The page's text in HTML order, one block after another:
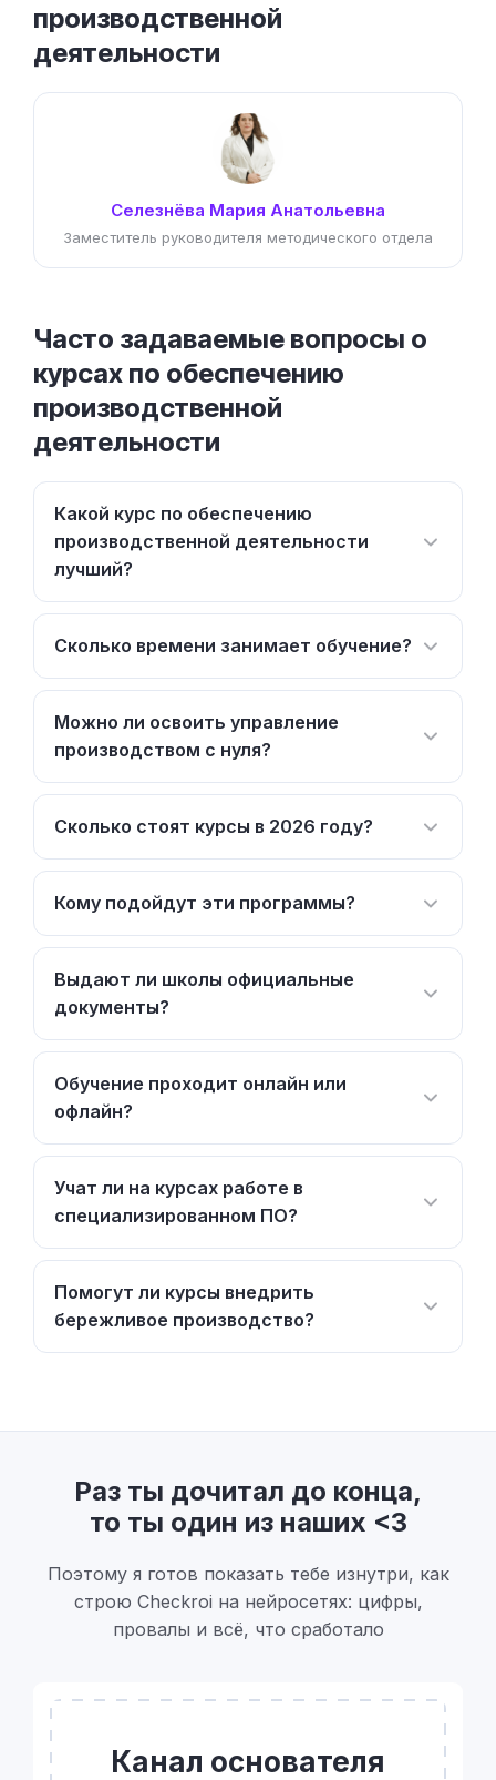
производственной
деятельности
Селезнёва Мария Анатольевна
Заместитель руководителя методического отдела
Часто задаваемые вопросы о
курсах по обеспечению
производственной
деятельности
Какой курс по обеспечению
производственной деятельности
лучший?
Сколько времени занимает обучение?
Можно ли освоить управление
производством с нуля?
Сколько стоят курсы в 2026 году?
Кому подойдут эти программы?
Выдают ли школы официальные
документы?
Обучение проходит онлайн или
офлайн?
Учат ли на курсах работе в
специализированном ПО?
Помогут ли курсы внедрить
бережливое производство?
Раз ты дочитал до конца,
то ты один из наших <3
Поэтому я готов показать тебе изнутри, как
строю Checkroi на нейросетях: цифры,
провалы и всё, что сработало
Канал основателя